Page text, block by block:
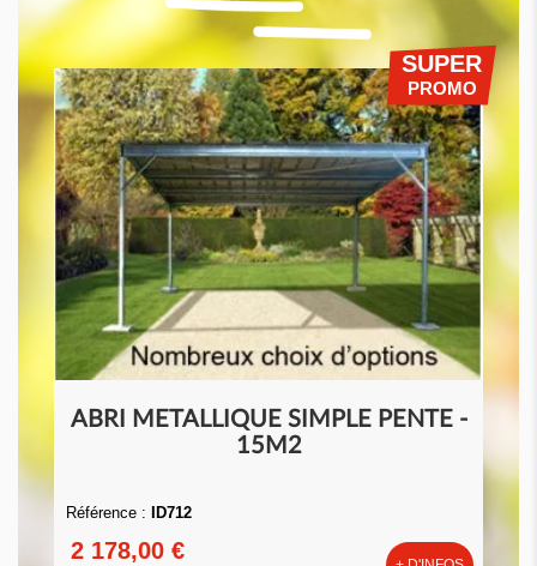
SUPER
PROMO
ABRI METALLIQUE SIMPLE PENTE -
15M2
Référence : ID712
2 178,00 €